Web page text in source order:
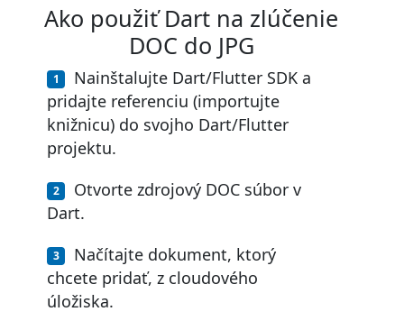
Ako použiť Dart na zlúčenie
DOC do JPG
Nainštalujte Dart/Flutter SDK a
pridajte referenciu (importujte
knižnicu) do svojho Dart/Flutter
projektu.
Otvorte zdrojový DOC súbor v
Dart.
Načítajte dokument, ktorý
chcete pridať, z cloudového
úložiska.